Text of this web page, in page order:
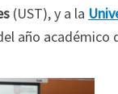
(UST), y a la
año académico